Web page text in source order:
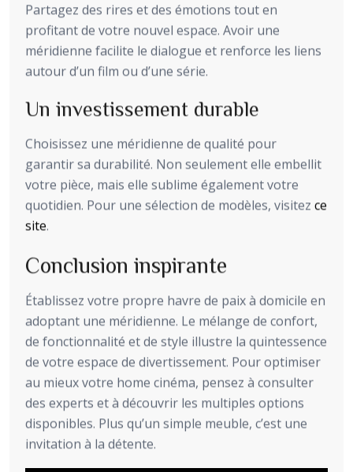
Partagez des rires et des émotions tout en
profitant de votre nouvel espace. Avoir une
méridienne facilite le dialogue et renforce les liens
autour d’un film ou d’une série.
Un investissement durable
Choisissez une méridienne de qualité pour
garantir sa durabilité. Non seulement elle embellit
votre pièce, mais elle sublime également votre
quotidien. Pour une sélection de modèles, visitez ce
site.
Conclusion inspirante
Établissez votre propre havre de paix à domicile en
adoptant une méridienne. Le mélange de confort,
de fonctionnalité et de style illustre la quintessence
de votre espace de divertissement. Pour optimiser
au mieux votre home cinéma, pensez à consulter
des experts et à découvrir les multiples options
disponibles. Plus qu’un simple meuble, c’est une
invitation à la détente.